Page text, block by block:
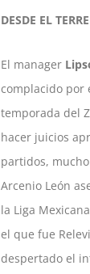
DESDE EL
El manager
complacido por
temporada del
hacer juicios
partidos,
Arcenio León
la Liga
el que fue
despertado el